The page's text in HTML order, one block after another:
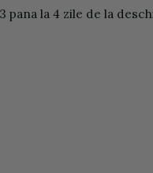
la 4 zile de la